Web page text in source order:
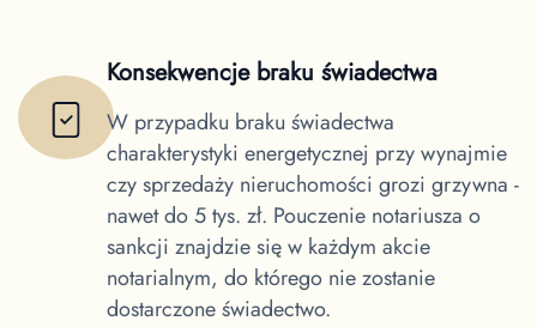
Konsekwencje braku świadectwa
W przypadku braku świadectwa
charakterystyki energetycznej przy wynajmie
czy sprzedaży nieruchomości grozi grzywna -
nawet do 5 tys. zł. Pouczenie notariusza o
sankcji znajdzie się w każdym akcie
notarialnym, do którego nie zostanie
dostarczone świadectwo.